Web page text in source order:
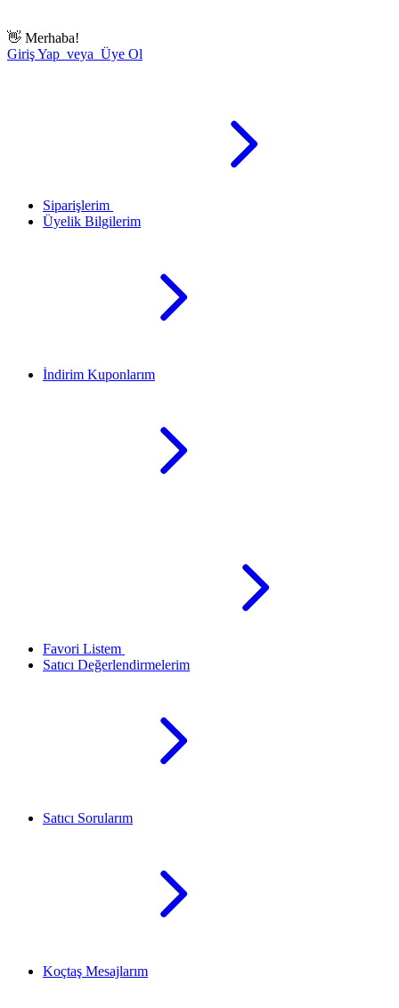
👋 Merhaba!
Giriş Yap veya Üye Ol
Siparişlerim
Üyelik Bilgilerim
İndirim Kuponlarım
Favori Listem
Satıcı Değerlendirmelerim
Satıcı Sorularım
Koçtaş Mesajlarım